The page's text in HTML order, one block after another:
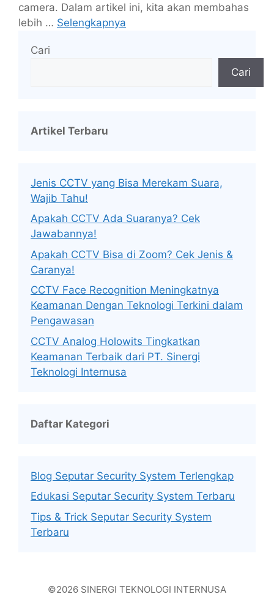
camera. Dalam artikel ini, kita akan membahas
lebih … Selengkapnya
Cari
Cari
Artikel Terbaru
Jenis CCTV yang Bisa Merekam Suara,
Wajib Tahu!
Apakah CCTV Ada Suaranya? Cek
Jawabannya!
Apakah CCTV Bisa di Zoom? Cek Jenis &
Caranya!
CCTV Face Recognition Meningkatnya
Keamanan Dengan Teknologi Terkini dalam
Pengawasan
CCTV Analog Holowits Tingkatkan
Keamanan Terbaik dari PT. Sinergi
Teknologi Internusa
Daftar Kategori
Blog Seputar Security System Terlengkap
Edukasi Seputar Security System Terbaru
Tips & Trick Seputar Security System
Terbaru
©2026 SINERGI TEKNOLOGI INTERNUSA